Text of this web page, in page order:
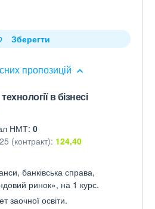
пропозицій
Зберегти
в бізнесі
НМТ: 0
(контракт): 124,40
банківська справа,
ринок», на 1 курс.
заочної освіти.